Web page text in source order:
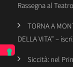
Rassegna al
TORNA A
DELLA VITA” –
Siccità: nel